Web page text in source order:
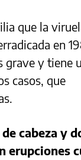
que la
en
grave y tiene
casos, que
cabeza y
erupciones